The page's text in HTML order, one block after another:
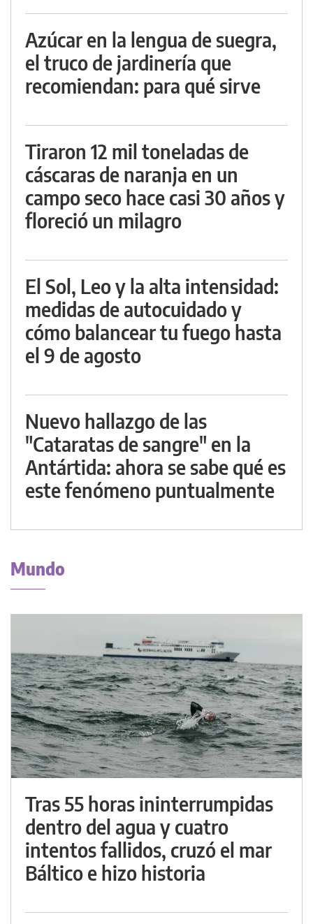
Azúcar en la lengua de suegra,
el truco de jardinería que
recomiendan: para qué sirve
Tiraron 12 mil toneladas de
cáscaras de naranja en un
campo seco hace casi 30 años y
floreció un milagro
El Sol, Leo y la alta intensidad:
medidas de autocuidado y
cómo balancear tu fuego hasta
el 9 de agosto
Nuevo hallazgo de las
"Cataratas de sangre" en la
Antártida: ahora se sabe qué es
este fenómeno puntualmente
Mundo
Tras 55 horas ininterrumpidas
dentro del agua y cuatro
intentos fallidos, cruzó el mar
Báltico e hizo historia